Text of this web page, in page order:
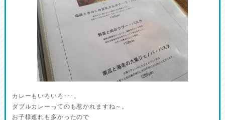
カレーもいろいろ･･･。
ダブルカレーってのも惹かれますね～。
お子様連れも多かったので